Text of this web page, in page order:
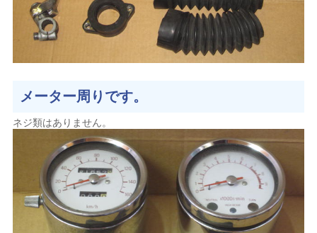
メーター周りです。
ネジ類はありません。